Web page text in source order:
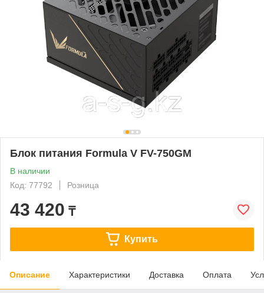
Блок питания Formula V FV-750GM
В наличии
Код: 77792
Розница
43 420 ₸
Купить
Описание Характеристики Доставка Оплата